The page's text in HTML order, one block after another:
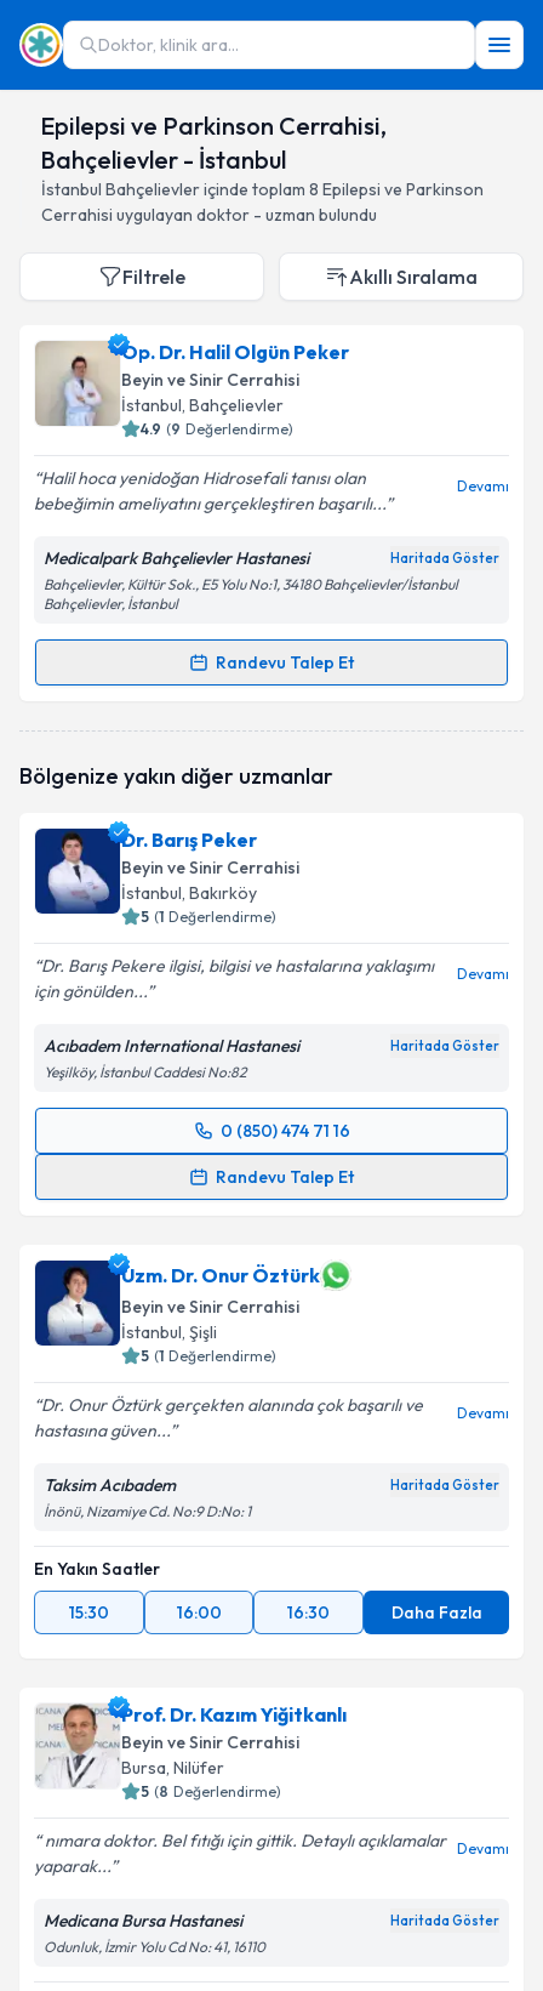
Doktor, klinik ara...
Epilepsi ve Parkinson Cerrahisi,
Bahçelievler - İstanbul
İstanbul Bahçelievleriçinde toplam 8 Epilepsi ve Parkinson
Cerrahisi uygulayan doktor - uzman bulundu
Filtrele Akıllı Sıralama
Op. Dr. Halil Olgün Peker
Beyin ve Sinir Cerrahisi
İstanbul, Bahçelievler
4.9 (9 Değerlendirme)
Halil hoca yenidoğan Hidrosefali tanısı olan
bebeğimin ameliyatını gerçekleştiren başarılı...
Devamı
Medicalpark Bahçelievler Hastanesi Haritada Göster
Bahçelievler, Kültür Sok., E5 Yolu No:1, 34180 Bahçelievler/İstanbul
Bahçelievler, İstanbul
Randevu Talep Et
Randevu Takvimi Talebi
oluşturun. Size bu uzmandan randevu almanız için bir
E-posta Adresiniz
Kişisel verilerimin işlenmesine ilişkinAydınlatma
Metni
Bölgenize yakın diğer uzmanlar
Dr. Barış Peker
Beyin ve Sinir Cerrahisi
İstanbul, Bakırköy
5 (1 Değerlendirme)
Dr. Barış Pekere ilgisi, bilgisi ve hastalarına yaklaşımı
için gönülden...
Devamı
Acıbadem International Hastanesi Haritada Göster
Yeşilköy, İstanbul Caddesi No:82
0 (850) 474 71 16
Randevu Talep Et
Randevu Takvimi Talebi
hazırlandığında e-posta ile bilgilendireceğiz.
E-posta Adresiniz
Kişisel verilerimin işlenmesine ilişkin
kapsamda işlenmesini kabul ediyorum.
Uzm. Dr. Onur Öztürk
Beyin ve Sinir Cerrahisi
İstanbul, Şişli
5 (1 Değerlendirme)
Dr. Onur Öztürk gerçekten alanında çok başarılı ve
hastasına güven...
Devamı
Taksim Acıbadem Haritada Göster
İnönü, Nizamiye Cd. No:9 D:No: 1
En Yakın Saatler
15:30
16:00 16:30 Daha Fazla
Prof. Dr. Kazım Yiğitkanlı
Beyin ve Sinir Cerrahisi
Bursa, Nilüfer
5 (8 Değerlendirme)
nımara doktor. Bel fıtığı için gittik. Detaylı açıklamalar
yaparak...
Devamı
Medicana Bursa Hastanesi Haritada Göster
Odunluk, İzmir Yolu Cd No: 41, 16110